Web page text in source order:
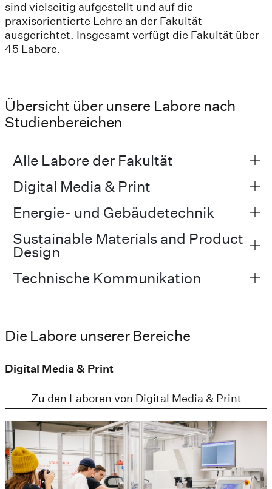
sind vielseitig aufgestellt und auf die
praxisorientierte Lehre an der Fakultät
ausgerichtet. Insgesamt verfügt die Fakultät über
45 Labore.
Übersicht über unsere Labore nach
Studienbereichen
Alle Labore der Fakultät
Digital Media & Print
Energie- und Gebäudetechnik
Sustainable Materials and Product
Design
Technische Kommunikation
Die Labore unserer Bereiche
Digital Media & Print
Zu den Laboren von Digital Media & Print